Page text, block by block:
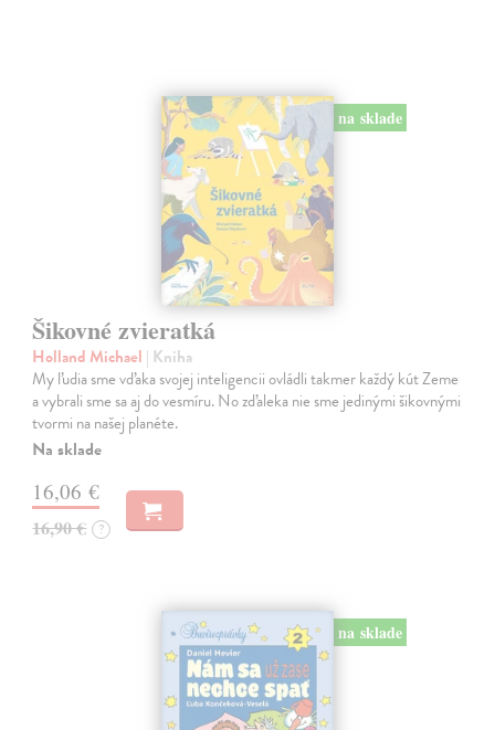
na sklade
Šikovné zvieratká
Holland Michael | Kniha
My ľudia sme vďaka svojej inteligencii ovládli takmer každý kút Zeme
a vybrali sme sa aj do vesmíru. No zďaleka nie sme jedinými šikovnými
tvormi na našej planéte.
Na sklade
16,06 €
16,90 € ?
na sklade